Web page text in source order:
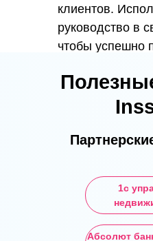
клиентов.
руководство в
чтобы успешно
1с
Абсолют